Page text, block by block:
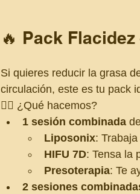
🔥 Pack
Si quieres reducir la grasa
circulación, este es tu pack
💆‍♀️ ¿Qué hacemos?
1 sesión combinada
Liposonix:
HIFU 7D: Tensa la
Presoterapia: Te
2 sesiones